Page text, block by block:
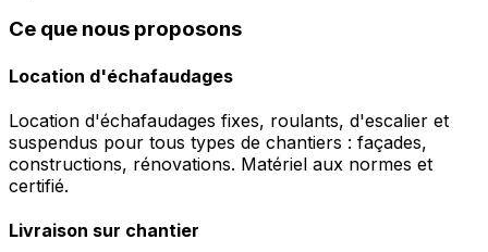
Ce que nous proposons
Location d'échafaudages
Location d'échafaudages fixes, roulants, d'escalier et
suspendus pour tous types de chantiers : façades,
constructions, rénovations. Matériel aux normes et
certifié.
Livraison sur chantier